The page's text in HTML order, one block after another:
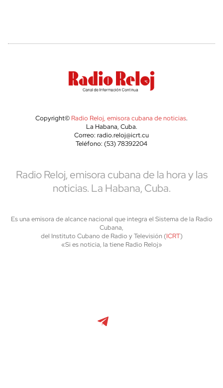
Copyright© Radio Reloj, emisora cubana de noticias.
La Habana, Cuba.
Correo: radio.reloj@icrt.cu
Teléfono: (53) 78392204
Radio Reloj, emisora cubana de la hora y las
noticias. La Habana, Cuba.
Es una emisora de alcance nacional que integra el Sistema de la Radio
Cubana,
del Instituto Cubano de Radio y Televisión (ICRT)
«Si es noticia, la tiene Radio Reloj»